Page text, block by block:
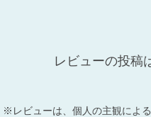
レビューの投稿
※レビューは、個人の主観によ